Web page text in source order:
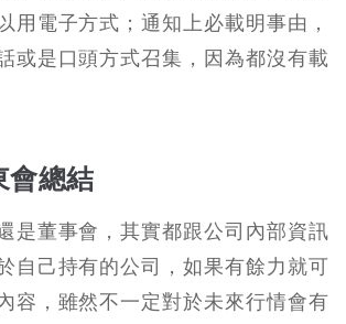
用電子方式；通知上必載明事由，
或是口頭方式召集，因為都沒有載
會總結
是董事會，其實都跟公司內部資訊
自己持有的公司，如果有餘力就可
容，雖然不一定對於未來行情會有